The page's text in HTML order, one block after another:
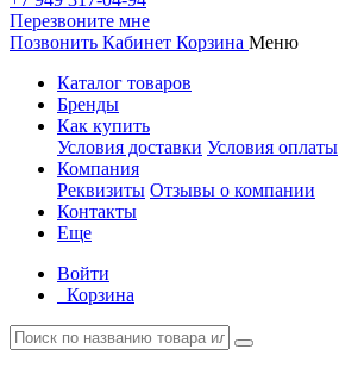
Перезвоните мне
Позвонить Кабинет Корзина Меню
Каталог товаров
Бренды
Как купить
Условия доставки Условия оплаты
Компания
Реквизиты Отзывы о компании
Контакты
Еще
Войти
Корзина